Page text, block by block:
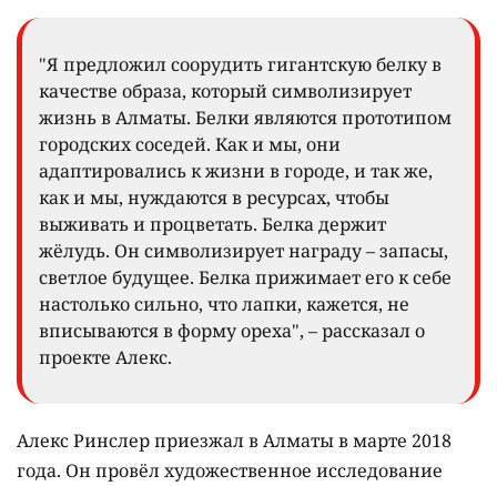
"Я предложил соорудить гигантскую белку в
качестве образа, который символизирует
жизнь в Алматы. Белки являются прототипом
городских соседей. Как и мы, они
адаптировались к жизни в городе, и так же,
как и мы, нуждаются в ресурсах, чтобы
выживать и процветать. Белка держит
жёлудь. Он символизирует награду – запасы,
светлое будущее. Белка прижимает его к себе
настолько сильно, что лапки, кажется, не
вписываются в форму ореха", – рассказал о
проекте Алекс.
Алекс Ринслер приезжал в Алматы в марте 2018
года. Он провёл художественное исследование